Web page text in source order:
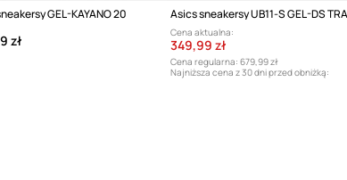
GEL-KAYANO 20
zł Cena aktualna:
349,99 zł
Cena regularna: 679,99 zł
Najniższa cena z 30 dni przed obniżką:
441,99 zł